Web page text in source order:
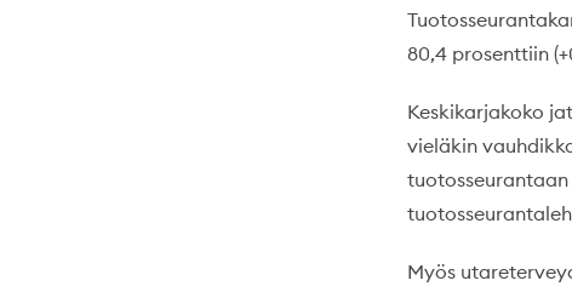
80,4 prosenttiin
Keskikarjakoko
vieläkin
tuotosseurantaan
Myös